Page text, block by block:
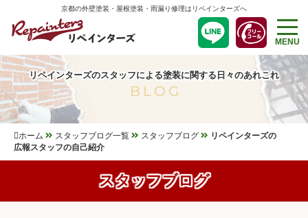
京都の外壁塗装・屋根塗装・雨漏り修理はリペインターズへ
MENU
リペインターズのスタッフによる塗装に関する日々のあれこれ
BLOG
ホーム スタッフブログ一覧 スタッフブログ
リペインターズの
広報スタッフの自己紹介
スタッフブログ